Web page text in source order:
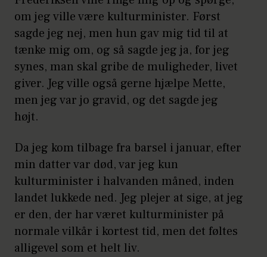
om jeg ville være kulturminister. Først
sagde jeg nej, men hun gav mig tid til at
tænke mig om, og så sagde jeg ja, for jeg
synes, man skal gribe de muligheder, livet
giver. Jeg ville også gerne hjælpe Mette,
men jeg var jo gravid, og det sagde jeg
højt.
Da jeg kom tilbage fra barsel i januar, efter
min datter var død, var jeg kun
kulturminister i halvanden måned, inden
landet lukkede ned. Jeg plejer at sige, at jeg
er den, der har været kulturminister på
normale vilkår i kortest tid, men det føltes
alligevel som et helt liv.